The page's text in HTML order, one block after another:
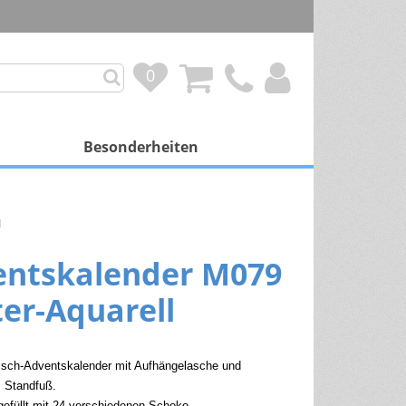
0
Besonderheiten
Duftkalender
Spendenprojekte
Schokoladenfüllung
M079
Aquarell
Adventskalender mit Aufhängelasche und